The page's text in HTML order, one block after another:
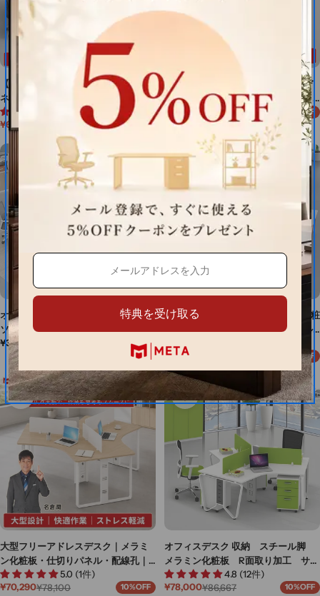
【U字型オフィスデスク】収納キャビ
ネット付きタイプが選べる、3〜10人
対応のカスタマイズ可能なワークデ
スク BGZ-M201
5.0 (2件)
セ
ル
価
¥64,505
通
価
格
20%OFF
デスク オフィスデスク 多用途デ
スク 作業台 事務机 カスタマイ
ズ可能 BGZ-M-007-kc
セ
ー
価
¥85,471
通
常
格
¥142,452 40%OFF
オフィスデスク ワークデスク パ
ソコンデスク Ｌ字型デスク エコ
素材 配線穴付き サイドキャビネ
ット付き R加工 上品 ナチュラ
ル カスタマイズ可能 BGZ-M074
通
常
格
¥38,000
V字型オフィスデスク｜メラミン化粧
板・サイドキャビネット・ダイヤル
4018×高さ750mm｜レッド・オレン
ジ｜BGZ-MN-012
セ
ー
価
¥96,800
通
常
格
20%OFF
大型フリーアドレスデスク｜メラミ
ン化粧板・仕切りパネル・配線孔｜
幅191.8～623.7×奥行220.3×高さ
75cm｜ホワイト・ブラック・ナチュ
5.0 (1件)
セ
¥70,290
通
¥78,100 10%OFF
オフィスデスク 収納 スチール脚
メラミン化粧板 R面取り加工 サイ
ドワゴン キャスター付き 長持ち
しやすい オレンジ カスタマイズ
4.8 (12件)
セ
¥78,000
通
¥86,667 10%OFF
特典を受け取る